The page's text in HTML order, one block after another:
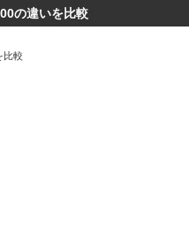
の違いを比較
比較